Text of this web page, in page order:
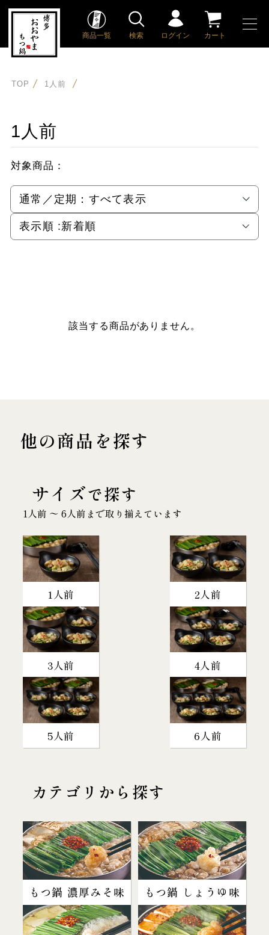
商品一覧 検索 ログイン カート
TOP 1人前
1人前
対象商品：
通常／定期： すべて表示
表示順 :新着順
該当する商品がありません。
他の商品を探す
サイズで探す
1人前 〜 6人前まで取り揃えています
1人前 2人前
3人前 4人前
5人前 6人前
カテゴリから探す
もつ鍋 濃厚みそ味 もつ鍋 しょうゆ味